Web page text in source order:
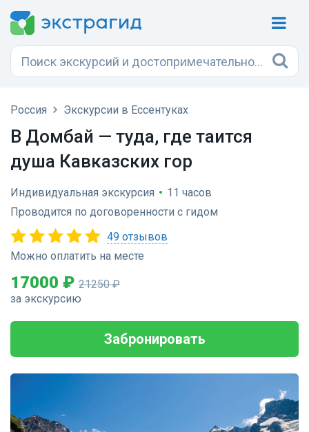
Россия Экскурсии в Ессентуках
В Домбай — туда, где таится
душа Кавказских гор
Индивидуальная экскурсия • 11 часов
Проводится по договоренности с гидом
49 отзывов
Можно оплатить на месте
17000 ₽ 21250 ₽
за экскурсию
Забронировать